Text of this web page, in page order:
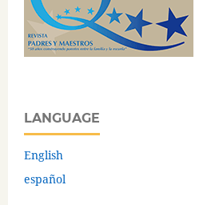
LANGUAGE
English
español